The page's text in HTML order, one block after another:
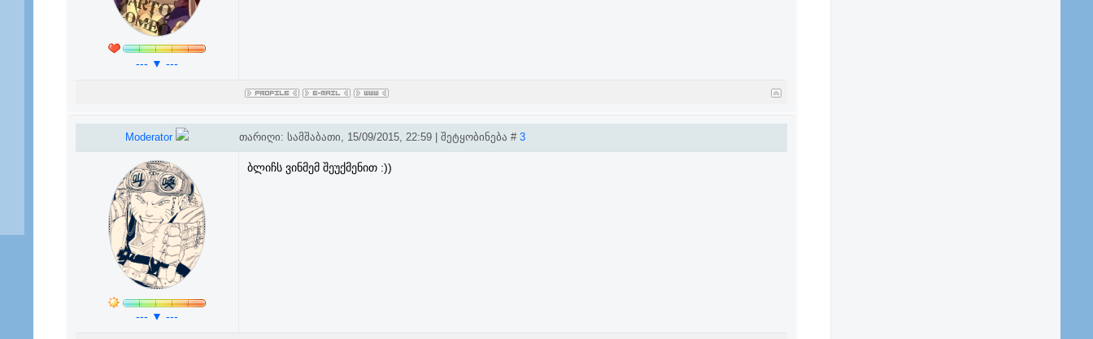
--- ▼ ---
Moderator თარიღი: სამშაბათი, 15/09/2015, 22:59 | შეტყობინება # 3
--- ▼ ---
ბლიჩს ვინმემ შეუქმენით :))